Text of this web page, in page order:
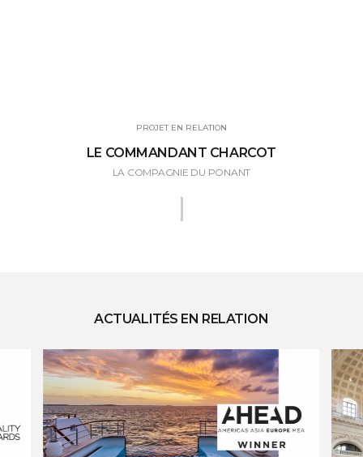
PROJET EN RELATION
LE COMMANDANT CHARCOT
LA COMPAGNIE DU PONANT
ACTUALITÉS EN RELATION